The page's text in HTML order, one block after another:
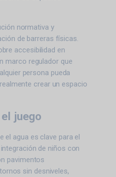
normativa y
de barreras físicas.
accesibilidad en
marco regulador que
persona pueda
crear un espacio
juego
el agua es clave para el
de niños con
pavimentos
sin desniveles,